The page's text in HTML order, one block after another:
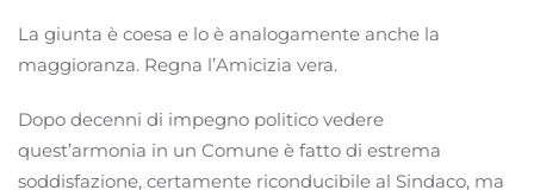
La giunta è coesa e lo è analogamente anche la
maggioranza. Regna l’Amicizia vera.
Dopo decenni di impegno politico vedere
quest’armonia in un Comune è fatto di estrema
soddisfazione, certamente riconducibile al Sindaco, ma